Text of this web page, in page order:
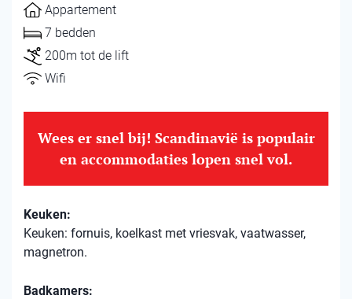
Appartement
7 bedden
200m tot de lift
Wifi
Wees er snel bij! Scandinavië is populair
en accommodaties lopen snel vol.
Keuken:
Keuken: fornuis, koelkast met vriesvak, vaatwasser,
magnetron.
Badkamers: